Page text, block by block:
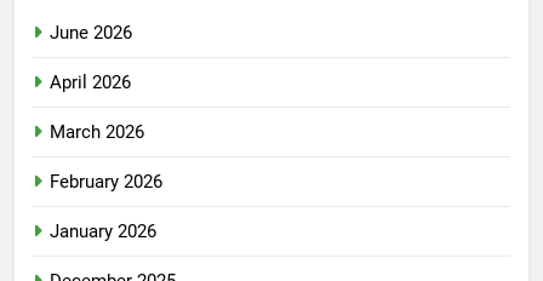
June 2026
April 2026
March 2026
February 2026
January 2026